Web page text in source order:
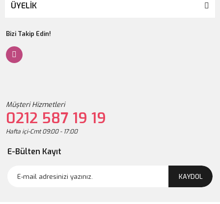
ÜYELİK
Bizi Takip Edin!
Müşteri Hizmetleri
0212 587 19 19
Hafta içi-Cmt 09:00 - 17:00
E-Bülten Kayıt
KAYDOL